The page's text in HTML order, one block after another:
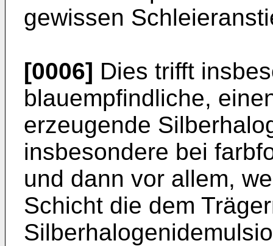
gewissen
[0006] Dies trifft
blauempfindliche,
erzeugende
insbesondere bei
und dann vor allem,
Schicht die dem